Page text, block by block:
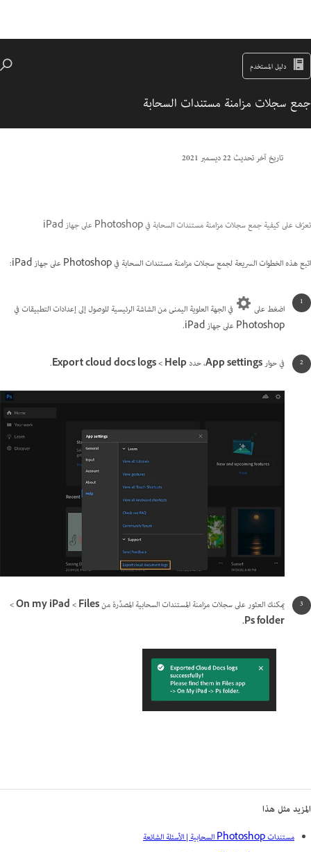
دليل المستخدم
جمع سجلات مزامنة مستندات السحابة
تاريخ آخر تحديث22 ديسمبر 2021
تعرّف على كيفية جمع سجلات مزامنة مستندات السحابة في Photoshop على جهاز iPad
اتبع هذه الخطوات السريعة لجمع سجلات مزامنة مستندات السحابة في Photoshop على جهاز iPad:
اضغط على
في الجهة العلوية اليمنى من الشاشة الرئيسية للوصول إلى إعدادات التطبيقات في
Photoshop على جهاز iPad.
في حوارApp settings، حددHelp >‏ Export cloud docs logs
.
يمكنك العثور على سجلات مزامنة المستندات السحابية المصدَّرة من
Files >‏ On my iPad >‏
Ps folder.
المزيد مثل هذا
مستندات Photoshop السحابية | الأسئلة الشائعة